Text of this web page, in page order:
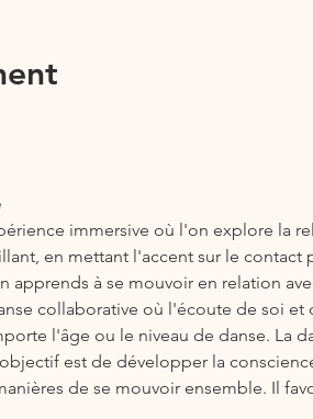
immersive où l'on explore la
en mettant l'accent sur le
apprends à se mouvoir en relation
collaborative où l'écoute de soi et
l'âge ou le niveau de danse. La
est de développer la
de se mouvoir ensemble. Il